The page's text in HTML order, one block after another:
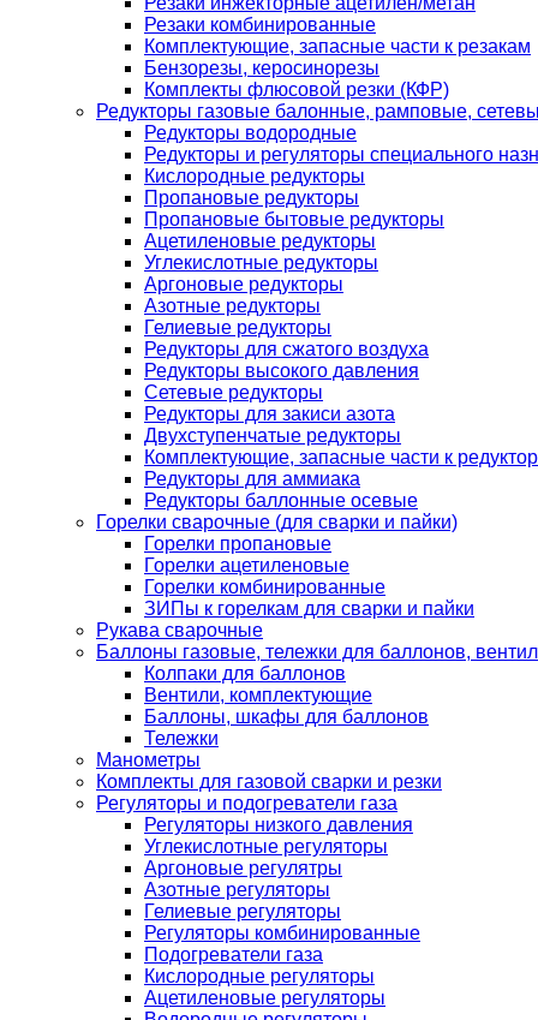
Резаки комбинированные
Комплектующие, запасные части к резакам
Бензорезы, керосинорезы
Комплекты флюсовой резки (КФР)
Редукторы газовые балонные, рамповые,
Редукторы водородные
Редукторы и регуляторы специального
Кислородные редукторы
Пропановые редукторы
Пропановые бытовые редукторы
Ацетиленовые редукторы
Углекислотные редукторы
Аргоновые редукторы
Азотные редукторы
Гелиевые редукторы
Редукторы для сжатого воздуха
Редукторы высокого давления
Сетевые редукторы
Редукторы для закиси азота
Двухступенчатые редукторы
Комплектующие, запасные части к
Редукторы для аммиака
Редукторы баллонные осевые
Горелки сварочные (для сварки и пайки)
Горелки пропановые
Горелки ацетиленовые
Горелки комбинированные
ЗИПы к горелкам для сварки и пайки
Рукава сварочные
Баллоны газовые, тележки для баллонов,
Колпаки для баллонов
Вентили, комплектующие
Баллоны, шкафы для баллонов
Тележки
Манометры
Комплекты для газовой сварки и резки
Регуляторы и подогреватели газа
Регуляторы низкого давления
Углекислотные регуляторы
Аргоновые регулятры
Азотные регуляторы
Гелиевые регуляторы
Регуляторы комбинированные
Подогреватели газа
Кислородные регуляторы
Ацетиленовые регуляторы